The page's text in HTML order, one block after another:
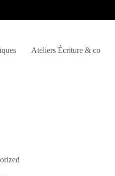
Ateliers Écriture & co